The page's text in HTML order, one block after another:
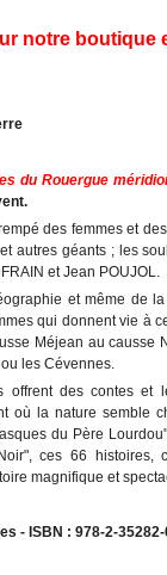
notre boutique
du Rouergue
des femmes et
autres géants ; les
et Jean POUJOL.
et même de
qui donnent vie à
Méjean au causse
les Cévennes.
offrent des contes et
où la nature semble
du Père
ces 66 histoires,
magnifique et
- ISBN : 978-2-